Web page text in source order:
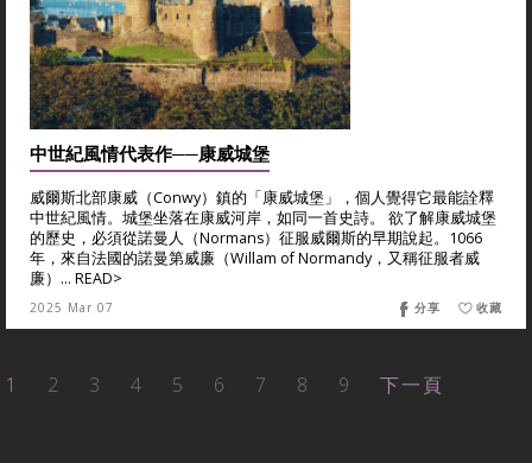
中世紀風情代表作──康威城堡
威爾斯北部康威（Conwy）鎮的「康威城堡」，個人覺得它最能詮釋
中世紀風情。城堡坐落在康威河岸，如同一首史詩。 欲了解康威城堡
的歷史，必須從諾曼人（Normans）征服威爾斯的早期說起。1066
年，來自法國的諾曼第威廉（Willam of Normandy，又稱征服者威
廉）... READ>
2025 Mar 07 收藏
分享
1 2 3 4 5 6 7 8 9 下一頁